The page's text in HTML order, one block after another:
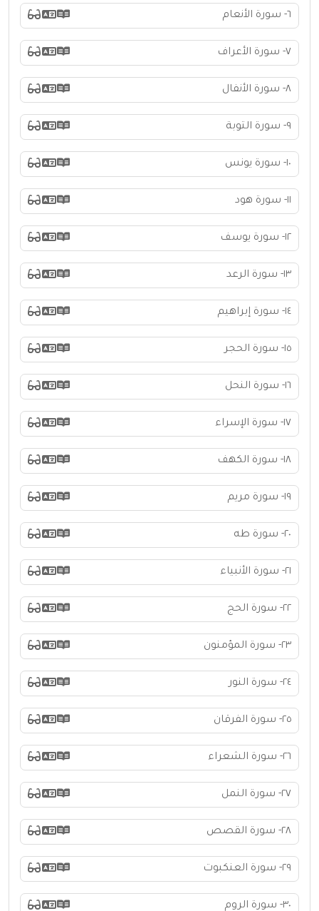
٦- سورة الأنعام
٧- سورة الأعراف
٨- سورة الأنفال
٩- سورة التوبة
١٠- سورة يونس
١١- سورة هود
١٢- سورة يوسف
١٣- سورة الرعد
١٤- سورة إبراهيم
١٥- سورة الحجر
١٦- سورة النحل
١٧- سورة الإسراء
١٨- سورة الكهف
١٩- سورة مريم
٢٠- سورة طه
٢١- سورة الأنبياء
٢٢- سورة الحج
٢٣- سورة المؤمنون
٢٤- سورة النور
٢٥- سورة الفرقان
٢٦- سورة الشعراء
٢٧- سورة النمل
٢٨- سورة القصص
٢٩- سورة العنكبوت
٣٠- سورة الروم